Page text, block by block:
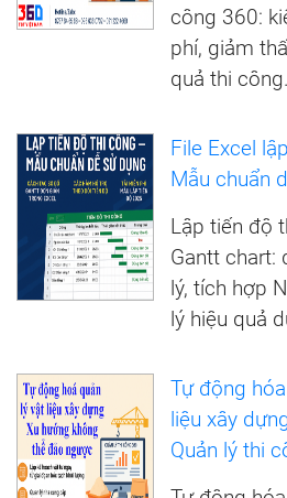
công 360:
phí, giảm
quả thi công.
File Excel
Mẫu chuẩn
Lập tiến độ
Gantt chart:
lý, tích hợp
lý hiệu quả
Tự động
liệu xây
Quản lý thi